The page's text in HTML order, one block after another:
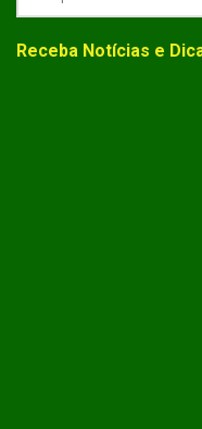
Receba Notícias e